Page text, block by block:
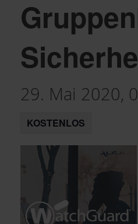
29. Mai 2020,
KOSTENLOS